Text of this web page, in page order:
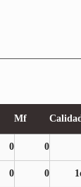
Mf
0 0
0 0